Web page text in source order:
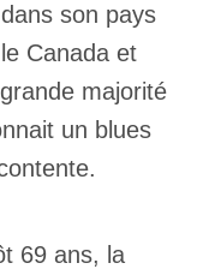
son pays
Canada et
majorité
un blues
69 ans, la